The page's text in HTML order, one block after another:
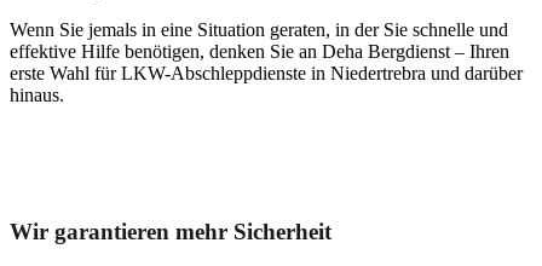
Wenn Sie jemals in eine Situation geraten, in der Sie schnelle und
effektive Hilfe benötigen, denken Sie an Deha Bergdienst – Ihren
erste Wahl für LKW-Abschleppdienste in Niedertrebra und darüber
hinaus.
Wir garantieren mehr Sicherheit